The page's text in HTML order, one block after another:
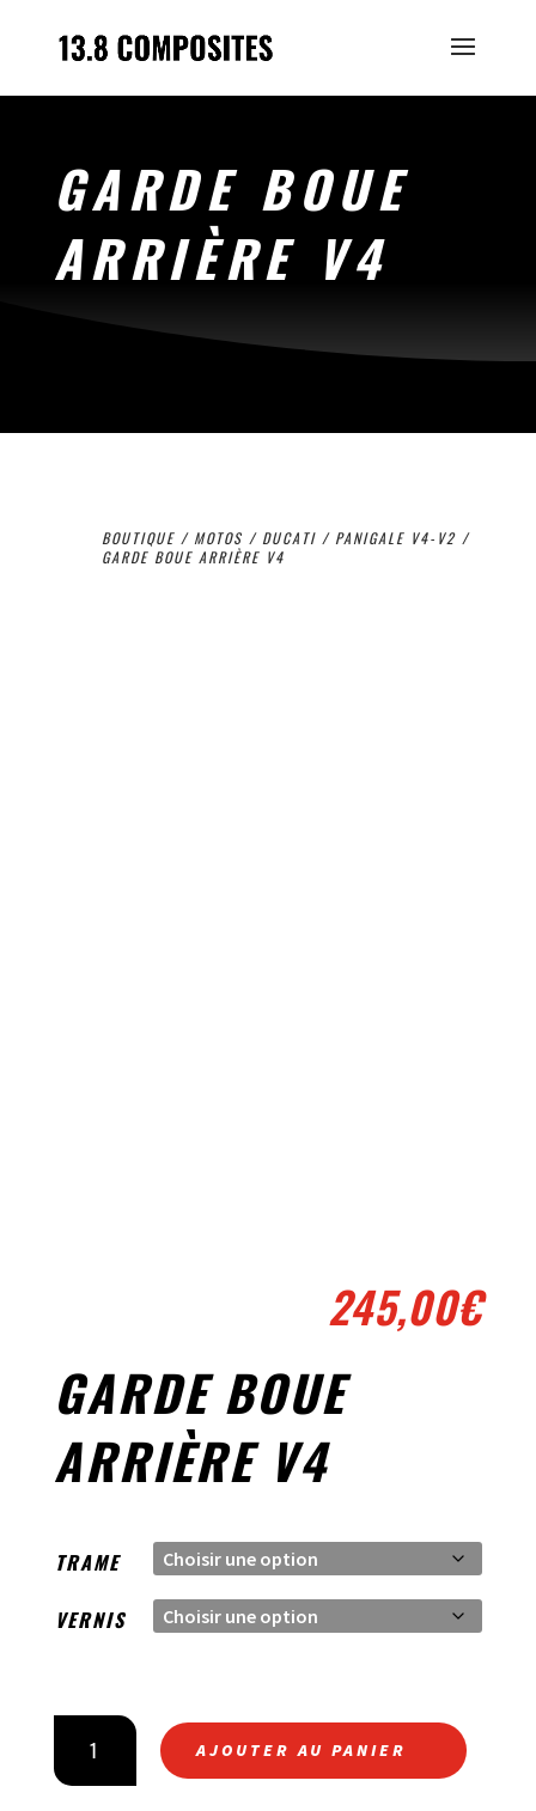
GARDE BOUE
ARRIÈRE V4
BOUTIQUE/ MOTOS / DUCATI/ PANIGALE V4-V2/
GARDE BOUE ARRIÈRE V4
245,00€
GARDE BOUE
ARRIÈRE V4
TRAME
VERNIS
QUANTITÉ
DE
GARDE
AJOUTER AU PANIER